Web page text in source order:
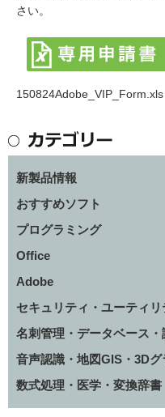
さい。
150824Adobe_VIP_Form.xls
新製品情報
おすすめソフト
プログラミング
Office
Adobe
セキュリティ・ユーティ
名刺管理・データベース
音声認識・地図GIS・3Dグ
数式処理・医学・変換辞書